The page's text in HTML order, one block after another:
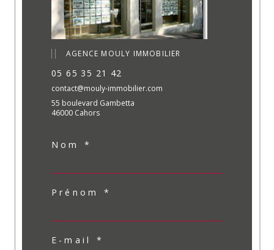
AGENCE MOULY IMMOBILIER
05 65 35 21 42
contact@mouly-immobilier.com
55 boulevard Gambetta
46000 Cahors
Nom *
Prénom *
E-mail *